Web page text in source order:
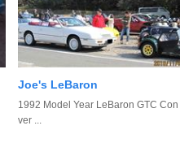
Joe's LeBaron
1992 Model Year LeBaron GTC Con
ver ...